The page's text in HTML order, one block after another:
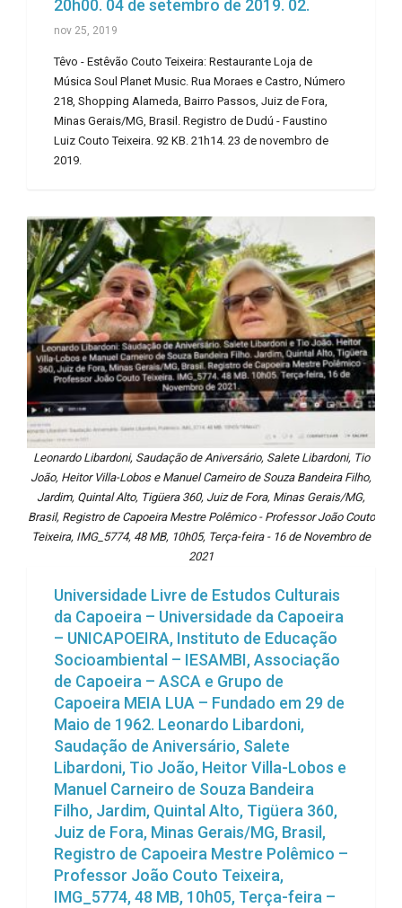
20h00. 04 de setembro de 2019. 02.
nov 25, 2019
Têvo - Estêvão Couto Teixeira: Restaurante Loja de
Música Soul Planet Music. Rua Moraes e Castro, Número
218, Shopping Alameda, Bairro Passos, Juiz de Fora,
Minas Gerais/MG, Brasil. Registro de Dudú - Faustino
Luiz Couto Teixeira. 92 KB. 21h14. 23 de novembro de
2019.
Leonardo Libardoni, Saudação de Aniversário, Salete Libardoni, Tio
João, Heitor Villa-Lobos e Manuel Carneiro de Souza Bandeira Filho,
Jardim, Quintal Alto, Tigüera 360, Juiz de Fora, Minas Gerais/MG,
Brasil, Registro de Capoeira Mestre Polêmico - Professor João Couto
Teixeira, IMG_5774, 48 MB, 10h05, Terça-feira - 16 de Novembro de
2021
Universidade Livre de Estudos Culturais
da Capoeira – Universidade da Capoeira
– UNICAPOEIRA, Instituto de Educação
Socioambiental – IESAMBI, Associação
de Capoeira – ASCA e Grupo de
Capoeira MEIA LUA – Fundado em 29 de
Maio de 1962. Leonardo Libardoni,
Saudação de Aniversário, Salete
Libardoni, Tio João, Heitor Villa-Lobos e
Manuel Carneiro de Souza Bandeira
Filho, Jardim, Quintal Alto, Tigüera 360,
Juiz de Fora, Minas Gerais/MG, Brasil,
Registro de Capoeira Mestre Polêmico –
Professor João Couto Teixeira,
IMG_5774, 48 MB, 10h05, Terça-feira –